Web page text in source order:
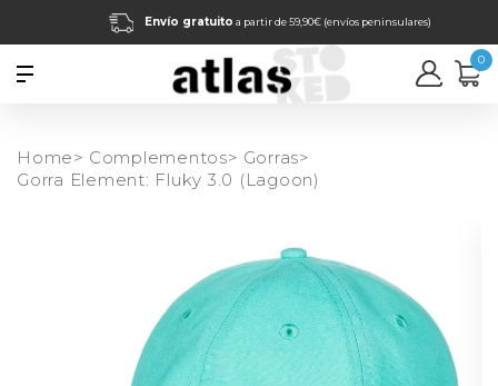
Envío gratuito a partir de 59,90€ (envíos peninsulares)
0
Home> Complementos> Gorras>
Gorra Element: Fluky 3.0 (Lagoon)